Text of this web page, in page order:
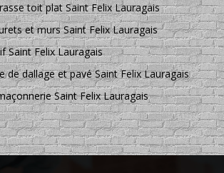
toit plat Saint Felix Lauragais
et murs Saint Felix Lauragais
Saint Felix Lauragais
de dallage et pavé Saint Felix Lauragais
Saint Felix Lauragais